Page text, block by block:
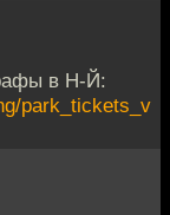
в Н-Й:
park_tickets_v